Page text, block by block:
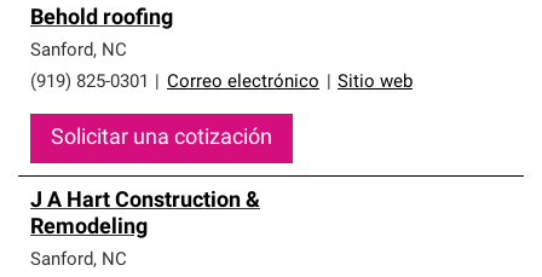
Behold roofing
Sanford, NC
(919) 825-0301
Correo electrónico Sitio web
Solicitar una cotización
J A Hart Construction &
Remodeling
Sanford, NC